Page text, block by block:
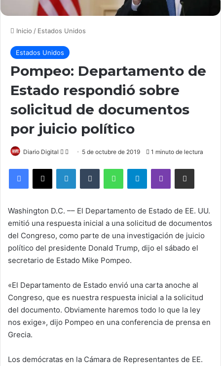
Inicio / Estados Unidos
Estados Unidos
Pompeo: Departamento de
Estado respondió sobre
solicitud de documentos
por juicio político
Diario Digital
Follow
X
Send 5 de octubre de 2019 1 minuto de lectura
LinkedInTumblr WhatsAppTelegramViber Compartir por correo
Washington D.C. –– El Departamento de Estado de EE. UU.
emitió una respuesta inicial a una solicitud de documentos
del Congreso, como parte de una investigación de juicio
político del presidente Donald Trump, dijo el sábado el
secretario de Estado Mike Pompeo.
«El Departamento de Estado envió una carta anoche al
Congreso, que es nuestra respuesta inicial a la solicitud
del documento. Obviamente haremos todo lo que la ley
nos exige», dijo Pompeo en una conferencia de prensa en
Grecia.
Los demócratas en la Cámara de Representantes de EE.